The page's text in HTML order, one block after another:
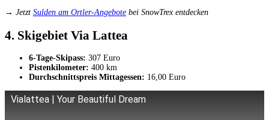
→ Jetzt Sulden am Ortler-Angebote bei SnowTrex entdecken
4. Skigebiet Via Lattea
6-Tage-Skipass: 307 Euro
Pistenkilometer: 400 km
Durchschnittspreis Mittagessen: 16,00 Euro
Vialattea | Your Beautiful Dream